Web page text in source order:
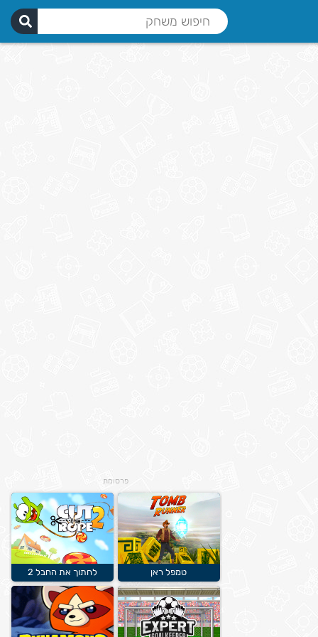
פרסומת
טמפל ראן לחתוך את החבל 2